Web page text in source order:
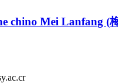
chino Mei Lanfang (
.ac.cr